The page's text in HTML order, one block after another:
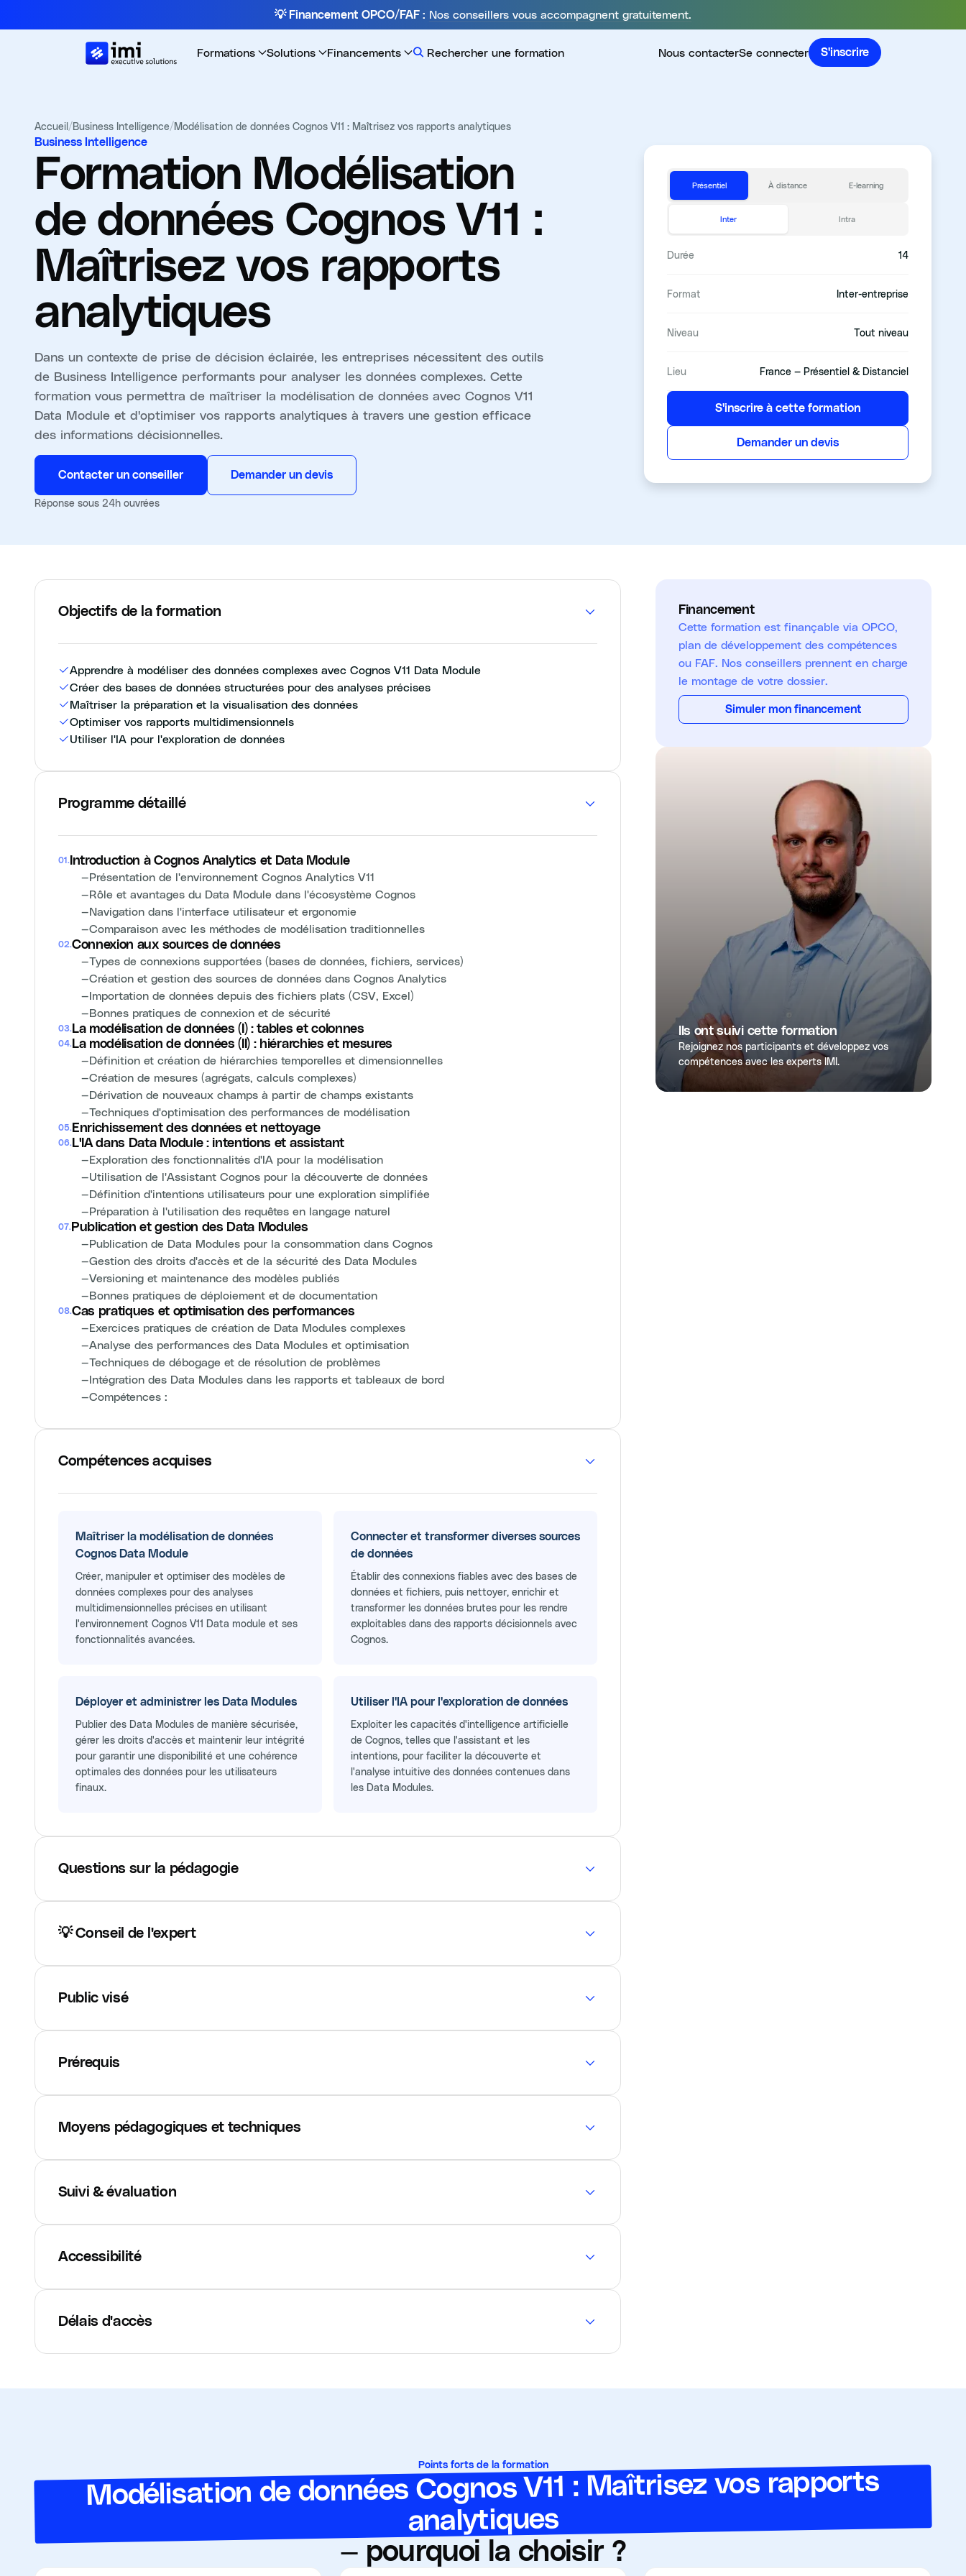
💡 Financement OPCO/FAF : Nos conseillers vous accompagnent gratuitement.
Formations Solutions Financements Rechercher une formation Nous contacterSe connecter S'inscrire
Accueil/Business Intelligence/Modélisation de données Cognos V11 : Maîtrisez vos rapports analytiques
Business Intelligence
Formation Modélisation
de données Cognos V11 :
Maîtrisez vos rapports
analytiques
Dans un contexte de prise de décision éclairée, les entreprises nécessitent des outils
de Business Intelligence performants pour analyser les données complexes. Cette
formation vous permettra de maîtriser la modélisation de données avec Cognos V11
Data Module et d'optimiser vos rapports analytiques à travers une gestion efficace
des informations décisionnelles.
Contacter un conseiller Demander un devis
Réponse sous 24h ouvrées
Présentiel À distance E-learning
Inter Intra
Durée 14
Format Inter-entreprise
Niveau Tout niveau
Lieu France — Présentiel & Distanciel
S'inscrire à cette formation
Demander un devis
Objectifs de la formation
Apprendre à modéliser des données complexes avec Cognos V11 Data Module
Créer des bases de données structurées pour des analyses précises
Maîtriser la préparation et la visualisation des données
Optimiser vos rapports multidimensionnels
Utiliser l'IA pour l'exploration de données
Programme détaillé
01 . Introduction à Cognos Analytics et Data Module
—Présentation de l'environnement Cognos Analytics V11
—Rôle et avantages du Data Module dans l'écosystème Cognos
—Navigation dans l'interface utilisateur et ergonomie
—Comparaison avec les méthodes de modélisation traditionnelles
02.Connexion aux sources de données
—Types de connexions supportées (bases de données, fichiers, services)
—Création et gestion des sources de données dans Cognos Analytics
—Importation de données depuis des fichiers plats (CSV, Excel)
—Bonnes pratiques de connexion et de sécurité
03. La modélisation de données (I) : tables et colonnes
04. La modélisation de données (II) : hiérarchies et mesures
—Définition et création de hiérarchies temporelles et dimensionnelles
—Création de mesures (agrégats, calculs complexes)
—Dérivation de nouveaux champs à partir de champs existants
—Techniques d'optimisation des performances de modélisation
05. Enrichissement des données et nettoyage
06. L'IA dans Data Module : intentions et assistant
—Exploration des fonctionnalités d'IA pour la modélisation
—Utilisation de l'Assistant Cognos pour la découverte de données
—Définition d'intentions utilisateurs pour une exploration simplifiée
—Préparation à l'utilisation des requêtes en langage naturel
07. Publication et gestion des Data Modules
—Publication de Data Modules pour la consommation dans Cognos
—Gestion des droits d'accès et de la sécurité des Data Modules
—Versioning et maintenance des modèles publiés
—Bonnes pratiques de déploiement et de documentation
08.Cas pratiques et optimisation des performances
—Exercices pratiques de création de Data Modules complexes
—Analyse des performances des Data Modules et optimisation
—Techniques de débogage et de résolution de problèmes
—Intégration des Data Modules dans les rapports et tableaux de bord
—Compétences :
Compétences acquises
Maîtriser la modélisation de données
Cognos Data Module
Créer, manipuler et optimiser des modèles de
données complexes pour des analyses
multidimensionnelles précises en utilisant
l'environnement Cognos V11 Data module et ses
fonctionnalités avancées.
Connecter et transformer diverses sources
de données
Établir des connexions fiables avec des bases de
données et fichiers, puis nettoyer, enrichir et
transformer les données brutes pour les rendre
exploitables dans des rapports décisionnels avec
Cognos.
Déployer et administrer les Data Modules
Publier des Data Modules de manière sécurisée,
gérer les droits d'accès et maintenir leur intégrité
pour garantir une disponibilité et une cohérence
optimales des données pour les utilisateurs
finaux.
Utiliser l'IA pour l'exploration de données
Exploiter les capacités d'intelligence artificielle
de Cognos, telles que l'assistant et les
intentions, pour faciliter la découverte et
l'analyse intuitive des données contenues dans
les Data Modules.
Questions sur la pédagogie
💡 Conseil de l'expert
Public visé
Prérequis
Moyens pédagogiques et techniques
Suivi & évaluation
Accessibilité
Délais d'accès
Financement
Cette formation est finançable via OPCO,
plan de développement des compétences
ou FAF. Nos conseillers prennent en charge
le montage de votre dossier.
Simuler mon financement
Ils ont suivi cette formation
Rejoignez nos participants et développez vos
compétences avec les experts IMI.
Points forts de la formation
Modélisation de données Cognos V11 : Maîtrisez vos rapports
analytiques
— pourquoi la choisir ?